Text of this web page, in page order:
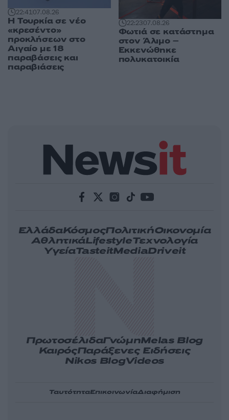
22:4107.08.26
Η Τουρκία σε νέο
«κρεσέντο»
προκλήσεων στο
Αιγαίο με 18
παραβάσεις και
παραβιάσεις
22:2307.08.26
Φωτιά σε κατάστημα
στον Άλιμο –
Εκκενώθηκε
πολυκατοικία
ΕλλάδαΚόσμοςΠολιτικήΟικονομία
ΑθλητικάLifestyleΤεχνολογία
ΥγείαTasteitMediaDriveit
ΠρωτοσέλιδαΓνώμηMelas Blog
ΚαιρόςΠαράξενες Ειδήσεις
Nikos BlogVideos
ΤαυτότηταΕπικοινωνίαΔιαφήμιση